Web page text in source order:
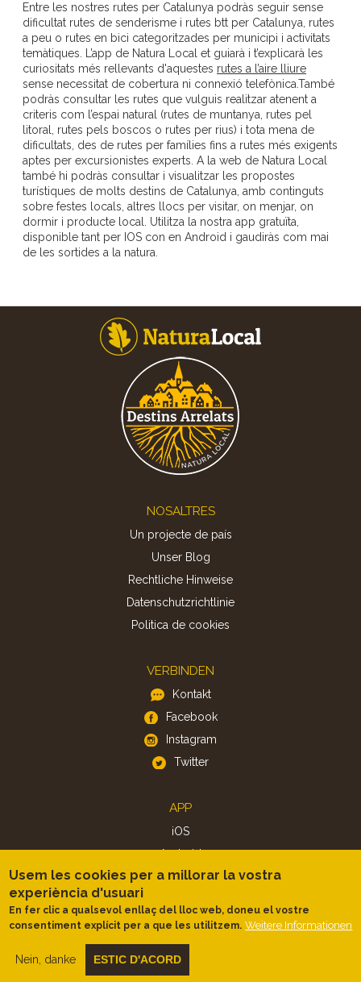
Entre les nostres rutes per Catalunya podràs seguir sense
dificultat rutes de senderisme i rutes btt per Catalunya, rutes
a peu o rutes en bici categoritzades per municipi i activitats
temàtiques. L’app de Natura Local et guiarà i t’explicarà les
curiositats més rellevants d'aquestes rutes a l’aire lliure
sense necessitat de cobertura ni connexió telefònica.També
podràs consultar les rutes que vulguis realitzar atenent a
criteris com l’espai natural (rutes de muntanya, rutes pel
litoral, rutes pels boscos o rutes per rius) i tota mena de
dificultats, des de rutes per famílies fins a rutes més exigents
aptes per excursionistes experts. A la web de Natura Local
també hi podràs consultar i visualitzar les propostes
turístiques de molts destins de Catalunya, amb continguts
sobre festes locals, altres llocs per visitar, on menjar, on
dormir i producte local. Utilitza la nostra app gratuïta,
disponible tant per IOS con en Android i gaudiràs com mai
de les sortides a la natura.
NOSALTRES
Un projecte de país
Unser Blog
Rechtliche Hinweise
Datenschutzrichtlinie
Politica de cookies
VERBINDEN
Kontakt
Facebook
Instagram
Twitter
APP
iOS
Android
Usem les cookies per a millorar la vostra
experiència d'usuari
En fer clic a qualsevol enllaç del lloc web, doneu el vostre
consentiment explícit per a que les utilitzem. Weitere Informationen
Nein, danke ESTIC D'ACORD